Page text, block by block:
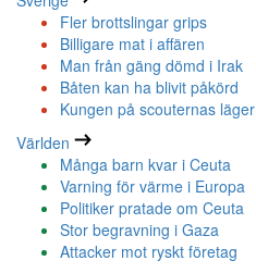
Fler brottslingar grips
Billigare mat i affären
Man från gäng dömd i Irak
Båten kan ha blivit påkörd
Kungen på scouternas läger
Världen
Många barn kvar i Ceuta
Varning för värme i Europa
Politiker pratade om Ceuta
Stor begravning i Gaza
Attacker mot ryskt företag